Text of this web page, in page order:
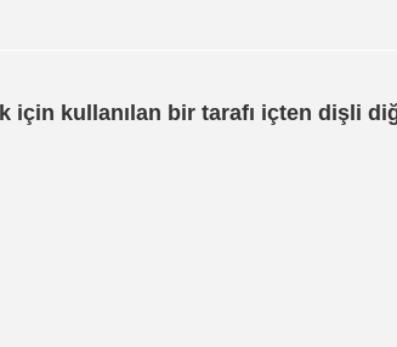
kullanılan bir tarafı içten dişli